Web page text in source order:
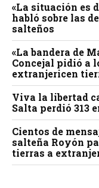
«La situación es
habló sobre las
salteños
«La bandera de
Concejal pidió a
extranjericen
Viva la libertad
Salta perdió 313
Cientos de
salteña Royón
tierras a